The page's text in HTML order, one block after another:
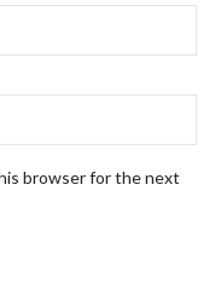
browser for the next